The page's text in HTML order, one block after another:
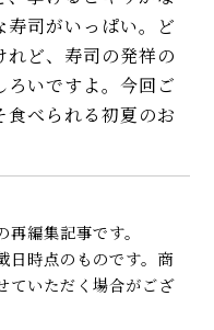
司がいっぱい。ど
ど、寿司の発祥の
いですよ。今回ご
べられる初夏のお
編集記事です。
日時点のものです。商
ていただく場合がござ